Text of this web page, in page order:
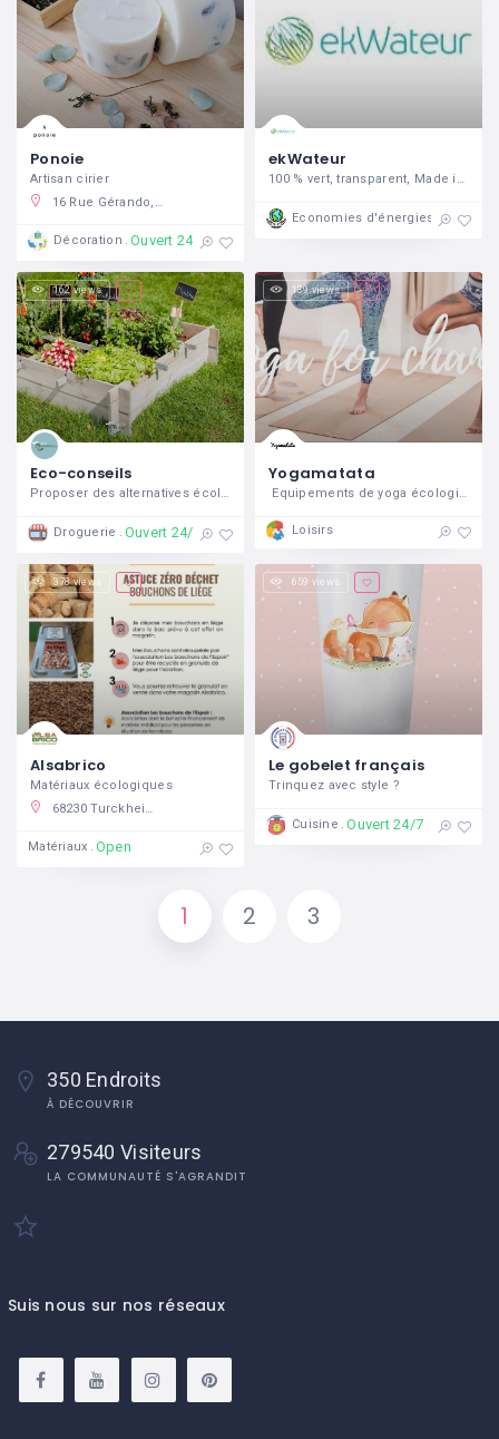
Ponoie
Artisan cirier
16 Rue Gérando, 75009 Paris, France
Décoration Ouvert 24/7
ekWateur
100 % vert, transparent, Made in France
Economies d'énergies Ouvert
162 views
Eco-conseils
Proposer des alternatives écologiques au quotidien
Droguerie Ouvert 24/7
139 views
Yogamatata
Equipements de yoga écologiques Des
Loisirs
378 views
Alsabrico
Matériaux écologiques
68230 Turckheim, France
Matériaux Open
659 views
Le gobelet français
Trinquez avec style ?
Cuisine Ouvert 24/7
1 2 3
350 Endroits
À DÉCOUVRIR
279540 Visiteurs
LA COMMUNAUTÉ S'AGRANDIT
Suis nous sur nos réseaux